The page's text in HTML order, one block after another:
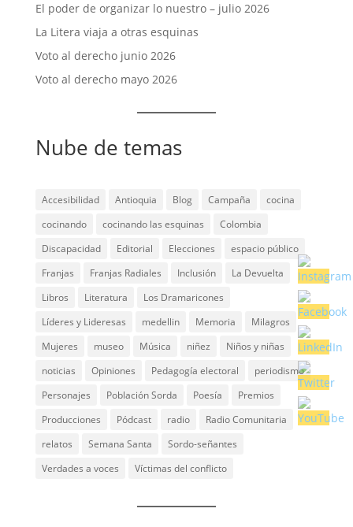
El poder de organizar lo nuestro – julio 2026
La Litera viaja a otras esquinas
Voto al derecho junio 2026
Voto al derecho mayo 2026
Nube de temas
Accesibilidad Antioquia Blog Campaña
cocina
cocinando
cocinando las esquinas
Colombia
Discapacidad
Editorial Elecciones
espacio público
Franjas
Franjas Radiales Inclusión
La Devuelta
Libros
Literatura
Los Dramaricones
Líderes y Lideresas
medellin Memoria
Milagros
Mujeres
museo Música niñez
Niños y niñas
noticias
Opiniones Pedagogía electoral
periodismo
Personajes
Población Sorda Poesía
Premios
Producciones
Pódcast radio
Radio Comunitaria
relatos
Semana Santa
Sordo-señantes
Verdades a voces
Víctimas del conflicto